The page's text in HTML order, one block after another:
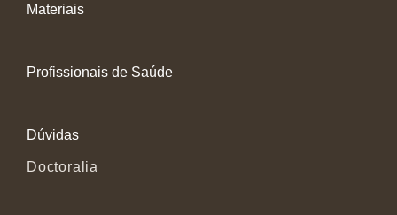
Materiais
Profissionais de Saúde
Dúvidas
Doctoralia